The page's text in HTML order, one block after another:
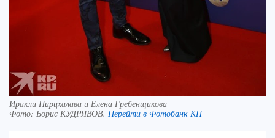
Иракли Пирцхалава и Елена Гребенщикова
Фото: Борис КУДРЯВОВ. Перейти в Фотобанк КП